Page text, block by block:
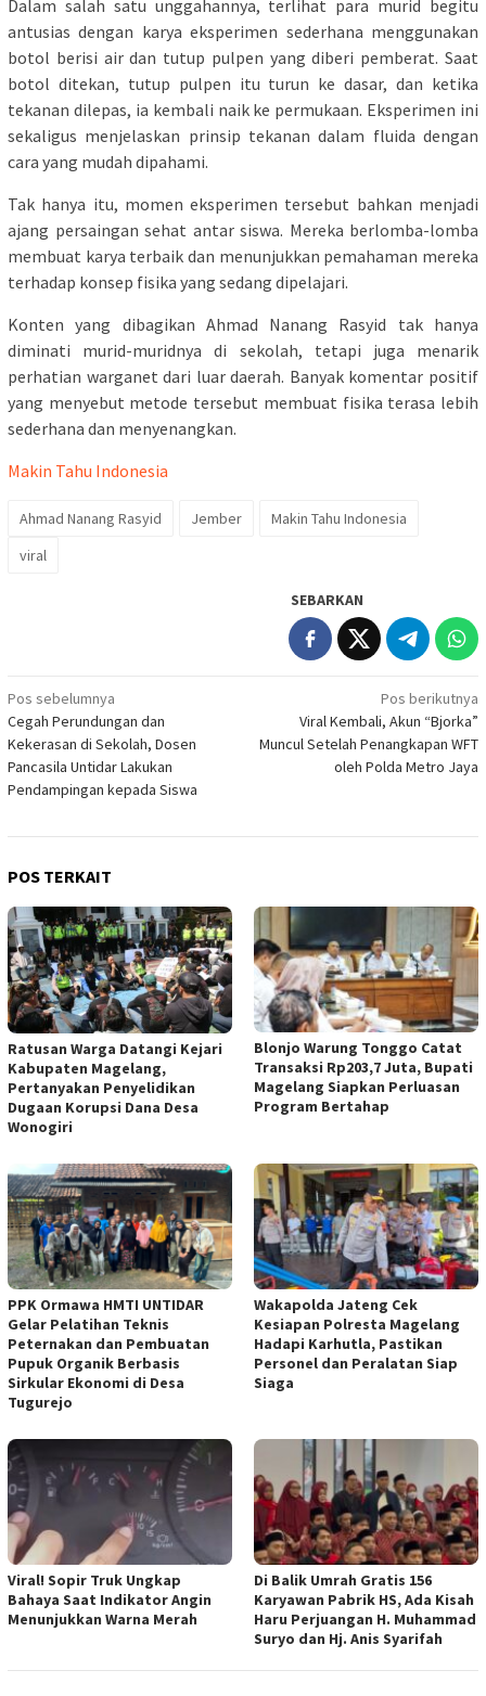
Dalam salah satu unggahannya, terlihat para murid begitu
antusias dengan karya eksperimen sederhana menggunakan
botol berisi air dan tutup pulpen yang diberi pemberat. Saat
botol ditekan, tutup pulpen itu turun ke dasar, dan ketika
tekanan dilepas, ia kembali naik ke permukaan. Eksperimen ini
sekaligus menjelaskan prinsip tekanan dalam fluida dengan
cara yang mudah dipahami.
Tak hanya itu, momen eksperimen tersebut bahkan menjadi
ajang persaingan sehat antar siswa. Mereka berlomba-lomba
membuat karya terbaik dan menunjukkan pemahaman mereka
terhadap konsep fisika yang sedang dipelajari.
Konten yang dibagikan Ahmad Nanang Rasyid tak hanya
diminati murid-muridnya di sekolah, tetapi juga menarik
perhatian warganet dari luar daerah. Banyak komentar positif
yang menyebut metode tersebut membuat fisika terasa lebih
sederhana dan menyenangkan.
Makin Tahu Indonesia
Ahmad Nanang Rasyid Jember
Makin Tahu Indonesia
viral
SEBARKAN
Navigasi
pos
Pos sebelumnya
Cegah Perundungan dan
Kekerasan di Sekolah, Dosen
Pancasila Untidar Lakukan
Pendampingan kepada Siswa
Pos berikutnya
Viral Kembali, Akun “Bjorka”
Muncul Setelah Penangkapan WFT
oleh Polda Metro Jaya
POS TERKAIT
Ratusan Warga Datangi Kejari
Kabupaten Magelang,
Pertanyakan Penyelidikan
Dugaan Korupsi Dana Desa
Wonogiri
Blonjo Warung Tonggo Catat
Transaksi Rp203,7 Juta, Bupati
Magelang Siapkan Perluasan
Program Bertahap
PPK Ormawa HMTI UNTIDAR
Gelar Pelatihan Teknis
Peternakan dan Pembuatan
Pupuk Organik Berbasis
Sirkular Ekonomi di Desa
Tugurejo
Wakapolda Jateng Cek
Kesiapan Polresta Magelang
Hadapi Karhutla, Pastikan
Personel dan Peralatan Siap
Siaga
Viral! Sopir Truk Ungkap
Bahaya Saat Indikator Angin
Menunjukkan Warna Merah
Di Balik Umrah Gratis 156
Karyawan Pabrik HS, Ada Kisah
Haru Perjuangan H. Muhammad
Suryo dan Hj. Anis Syarifah